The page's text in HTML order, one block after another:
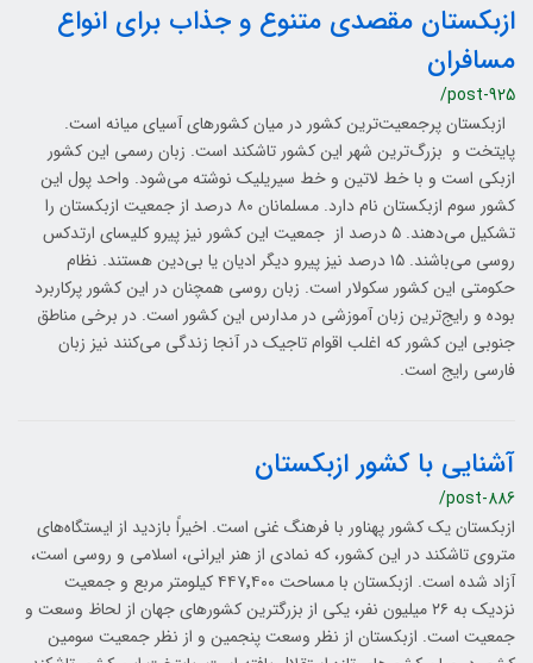
ازبکستان مقصدی متنوع و جذاب برای انواع
مسافران
/post-925
ازبکستان پرجمعیت‌ترین کشور در میان کشورهای آسیای میانه است.
پایتخت و بزرگ‌ترین شهر این کشور تاشکند است. زبان رسمی این کشور
ازبکی است و با خط لاتین و خط سیریلیک نوشته می‌شود. واحد پول این
کشور سوم ازبکستان نام دارد. مسلمانان ۸۰ درصد از جمعیت ازبکستان را
تشکیل می‌دهند. ۵ درصد از جمعیت این کشور نیز پیرو کلیسای ارتدکس
روسی می‌باشند. ۱۵ درصد نیز پیرو دیگر ادیان یا بی‌دین هستند. نظام
حکومتی این کشور سکولار است. زبان روسی همچنان در این کشور پرکاربرد
بوده و رایج‌ترین زبان آموزشی در مدارس این کشور است. در برخی مناطق
جنوبی این کشور که اغلب اقوام تاجیک در آنجا زندگی می‌کنند نیز زبان
فارسی رایج است.
آشنایی با کشور ازبکستان
/post-886
ازبکستان یک کشور پهناور با فرهنگ غنی است. اخیراً بازدید از ایستگاه‌های
متروی تاشکند در این کشور، که نمادی از هنر ایرانی، اسلامی و روسی است،
آزاد شده است. ازبکستان با مساحت ۴۴۷٬۴۰۰ کیلومتر مربع و جمعیت
نزدیک به ۲۶ میلیون نفر، یکی از بزرگترین کشورهای جهان از لحاظ وسعت و
جمعیت است. ازبکستان از نظر وسعت پنجمین و از نظر جمعیت سومین